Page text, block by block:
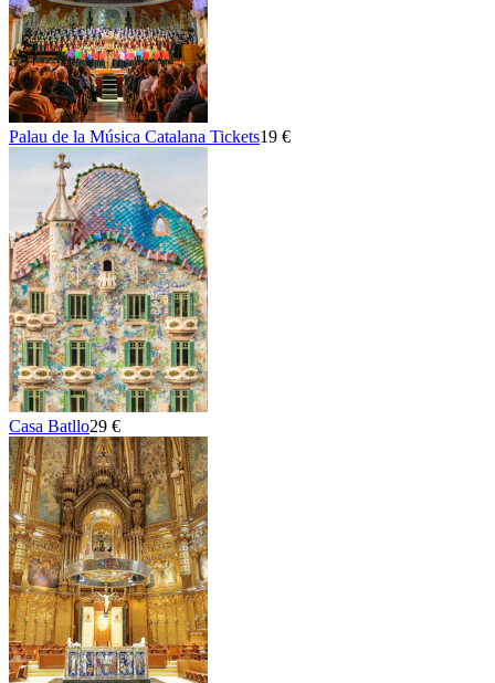
Palau de la Música Catalana Tickets19 €
Casa Batllo29 €